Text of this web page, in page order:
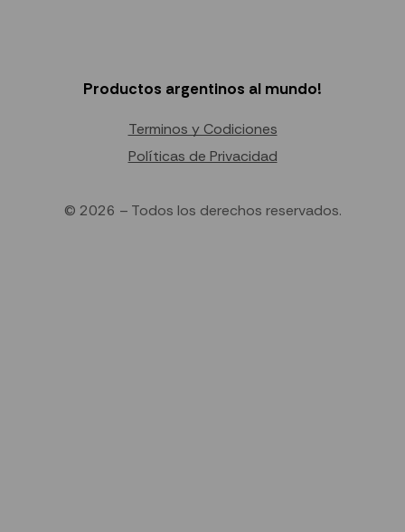
Productos argentinos al mundo!
Terminos y Codiciones
Políticas de Privacidad
© 2026 – Todos los derechos reservados.